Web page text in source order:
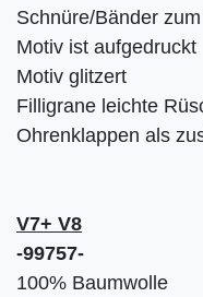
Schnüre/Bänder
Motiv ist aufgedruckt
Motiv glitzert
Filligrane leichte
Ohrenklappen als
V7+ V8
-99757-
100% Baumwolle